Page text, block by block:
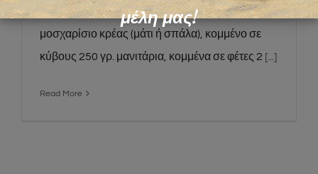
Συστατικά Για 4 μερίδες θα χρειαστείτε: 800 γρ.
μοσχαρίσιο κρέας (μάτι ή σπάλα), κομμένο σε
κύβους 250 γρ. μανιτάρια, κομμένα σε φέτες 2 [...]
Read More
μέλη μας!